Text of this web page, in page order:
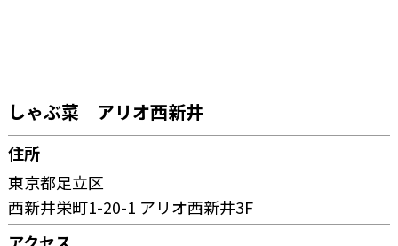
しゃぶ菜 アリオ西新井
住所
東京都足立区
西新井栄町1-20-1 アリオ西新井3F